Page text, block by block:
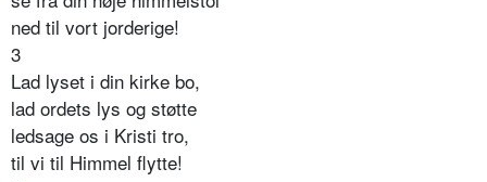
ned til vort jorderige!
3
Lad lyset i din kirke bo,
lad ordets lys og støtte
ledsage os i Kristi tro,
til vi til Himmel flytte!